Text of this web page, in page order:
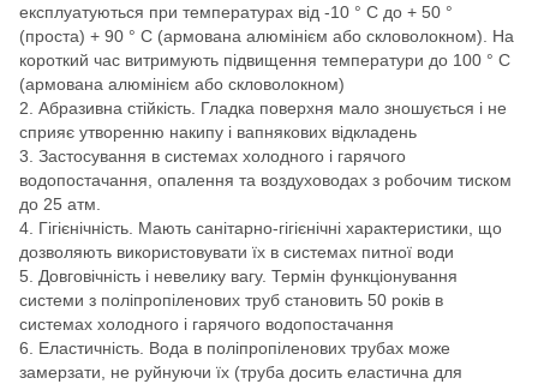
експлуатуються при температурах від -10 ° С до + 50 °
(проста) + 90 ° С (армована алюмінієм або скловолокном). На
короткий час витримують підвищення температури до 100 ° С
(армована алюмінієм або скловолокном)
2. Абразивна стійкість. Гладка поверхня мало зношується і не
сприяє утворенню накипу і вапнякових відкладень
3. Застосування в системах холодного і гарячого
водопостачання, опалення та воздуховодах з робочим тиском
до 25 атм.
4. Гігієнічність. Мають санітарно-гігієнічні характеристики, що
дозволяють використовувати їх в системах питної води
5. Довговічність і невелику вагу. Термін функціонування
системи з поліпропіленових труб становить 50 років в
системах холодного і гарячого водопостачання
6. Еластичність. Вода в поліпропіленових трубах може
замерзати, не руйнуючи їх (труба досить еластична для